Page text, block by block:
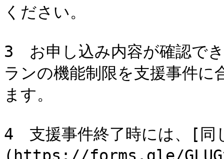
ください。
3　お申し込み内容が確認で
ランの機能制限を支援事件
ます。
4　支援事件終了時には、[